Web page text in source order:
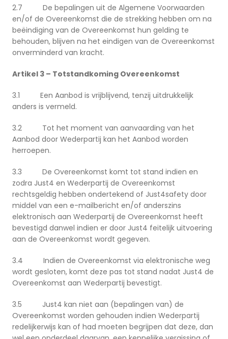
2.7 De bepalingen uit de Algemene Voorwaarden
en/of de Overeenkomst die de strekking hebben om na
beëindiging van de Overeenkomst hun gelding te
behouden, blijven na het eindigen van de Overeenkomst
onverminderd van kracht.
Artikel 3 – Totstandkoming Overeenkomst
3.1 Een Aanbod is vrijblijvend, tenzij uitdrukkelijk
anders is vermeld.
3.2 Tot het moment van aanvaarding van het
Aanbod door Wederpartij kan het Aanbod worden
herroepen.
3.3 De Overeenkomst komt tot stand indien en
zodra Just4 en Wederpartij de Overeenkomst
rechtsgeldig hebben ondertekend of Just4safety door
middel van een e-mailbericht en/of anderszins
elektronisch aan Wederpartij de Overeenkomst heeft
bevestigd danwel indien er door Just4 feitelijk uitvoering
aan de Overeenkomst wordt gegeven.
3.4 Indien de Overeenkomst via elektronische weg
wordt gesloten, komt deze pas tot stand nadat Just4 de
Overeenkomst aan Wederpartij bevestigt.
3.5 Just4 kan niet aan (bepalingen van) de
Overeenkomst worden gehouden indien Wederpartij
redelijkerwijs kan of had moeten begrijpen dat deze, dan